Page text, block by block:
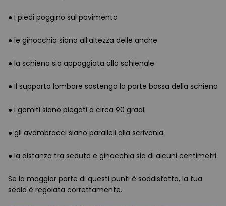
● I piedi poggino sul pavimento
● le ginocchia siano all’altezza delle anche
● la schiena sia appoggiata allo schienale
● Il supporto lombare sostenga la parte bassa della schiena
● i gomiti siano piegati a circa 90 gradi
● gli avambracci siano paralleli alla scrivania
● la distanza tra seduta e ginocchia sia di alcuni centimetri
Se la maggior parte di questi punti è soddisfatta, la tua
sedia è regolata correttamente.